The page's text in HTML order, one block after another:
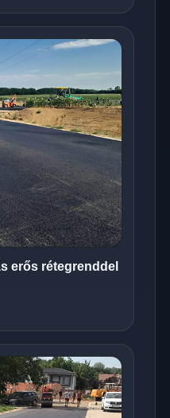
erős rétegrenddel